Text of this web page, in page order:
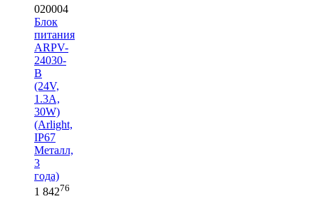
020004
Блок
питания
ARPV-
24030-
B
(24V,
1.3A,
30W)
(Arlight,
IP67
Металл,
3
года)
1 84276